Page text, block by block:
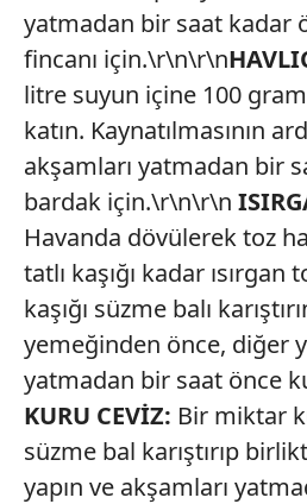
yatmadan bir saat kadar
fincanı için.\r\n\r\n
litre suyun içine 100
katın. Kaynatılmasının
akşamları yatmadan bir
bardak için.\r\n\r\n
Havanda dövülerek toz
tatlı kaşığı kadar
kaşığı süzme balı
yemeğinden önce, diğer
yatmadan bir saat önce
KURU CEVİZ: Bir miktar
süzme bal karıştırıp
yapın ve akşamları